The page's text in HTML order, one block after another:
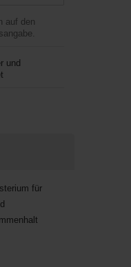
auf den
und
für